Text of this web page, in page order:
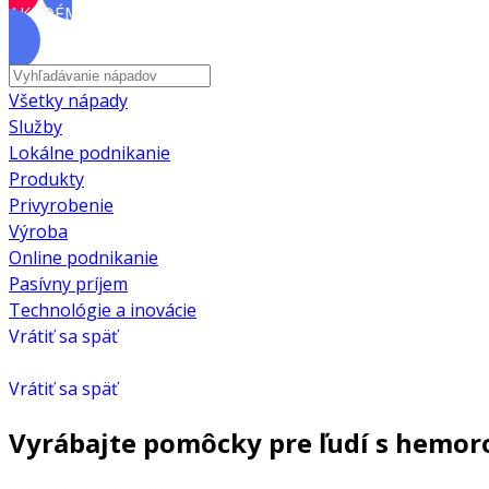
AKADÉMIA
Všetky nápady
Služby
Lokálne podnikanie
Produkty
Privyrobenie
Výroba
Online podnikanie
Pasívny príjem
Technológie a inovácie
Vrátiť sa späť
Vrátiť sa späť
Vyrábajte pomôcky pre ľudí s